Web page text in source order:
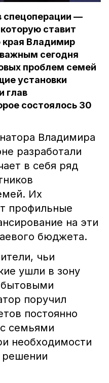
спецоперации —
ставит
края Владимир
сегодня
проблем семей
установки
глав
состоялось 30
Владимира
разработали
в себя ряд
Их
профильные
на эти
бюджета.
чьи
ушли в зону
поручил
постоянно
семьями
необходимости
решении